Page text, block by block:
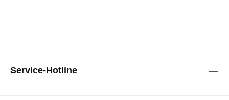
Service-Hotline